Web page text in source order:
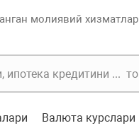
молиявий
Валюта курслари